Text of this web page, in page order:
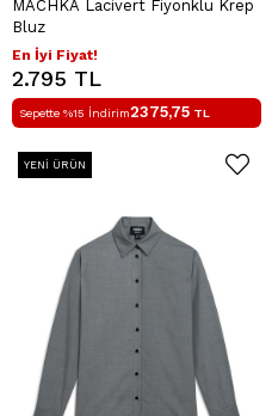
MACHKA Lacivert Fiyonklu Krep
Bluz
En İyi Fiyat!
2.795 TL
Sepette %15 İndirim2375,75 TL
YENI ÜRÜN